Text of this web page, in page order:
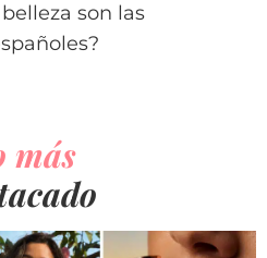
son las
más